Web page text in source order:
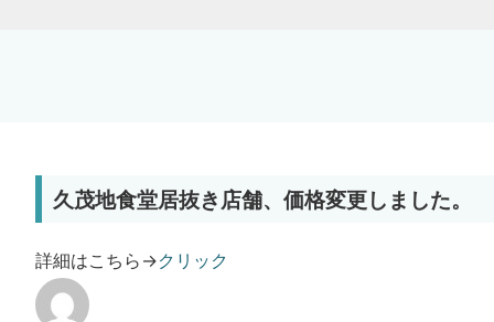
久茂地食堂居抜き店舗、価格変更しました。
詳細はこちら→クリック